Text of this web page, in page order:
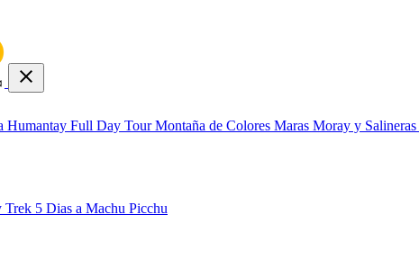
close
Humantay Full Day Tour Montaña de Colores Maras Moray y Salineras
Trek 5 Dias a Machu Picchu